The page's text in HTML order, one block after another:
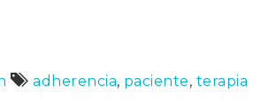
adherencia, paciente, terapia